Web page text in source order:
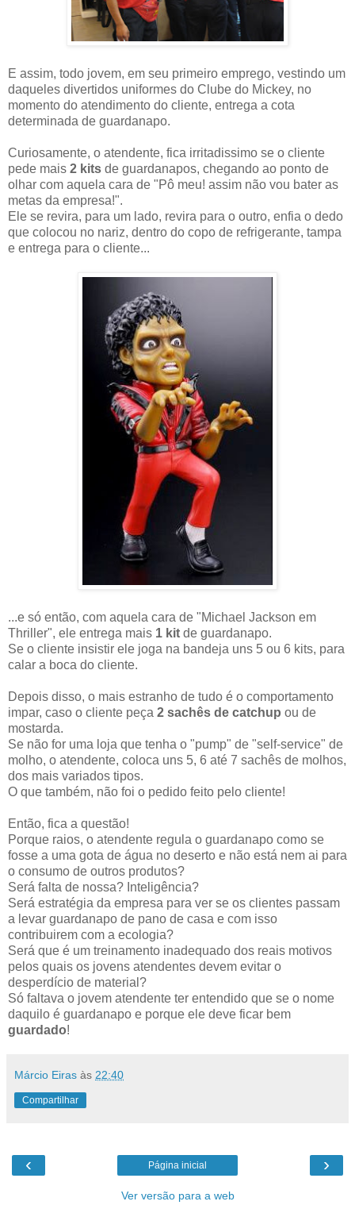
E assim, todo jovem, em seu primeiro emprego, vestindo um
daqueles divertidos uniformes do Clube do Mickey, no
momento do atendimento do cliente, entrega a cota
determinada de guardanapo.
Curiosamente, o atendente, fica irritadissimo se o cliente
pede mais 2 kits de guardanapos, chegando ao ponto de
olhar com aquela cara de "Pô meu! assim não vou bater as
metas da empresa!".
Ele se revira, para um lado, revira para o outro, enfia o dedo
que colocou no nariz, dentro do copo de refrigerante, tampa
e entrega para o cliente...
...e só então, com aquela cara de "Michael Jackson em
Thriller", ele entrega mais 1 kit de guardanapo.
Se o cliente insistir ele joga na bandeja uns 5 ou 6 kits, para
calar a boca do cliente.
Depois disso, o mais estranho de tudo é o comportamento
impar, caso o cliente peça 2 sachês de catchup ou de
mostarda.
Se não for uma loja que tenha o "pump" de "self-service" de
molho, o atendente, coloca uns 5, 6 até 7 sachês de molhos,
dos mais variados tipos.
O que também, não foi o pedido feito pelo cliente!
Então, fica a questão!
Porque raios, o atendente regula o guardanapo como se
fosse a uma gota de água no deserto e não está nem ai para
o consumo de outros produtos?
Será falta de nossa? Inteligência?
Será estratégia da empresa para ver se os clientes passam
a levar guardanapo de pano de casa e com isso
contribuirem com a ecologia?
Será que é um treinamento inadequado dos reais motivos
pelos quais os jovens atendentes devem evitar o
desperdício de material?
Só faltava o jovem atendente ter entendido que se o nome
daquilo é guardanapo e porque ele deve ficar bem
guardado!
Márcio Eiras às 22:40
Compartilhar
‹ ›
Página inicial
Ver versão para a web